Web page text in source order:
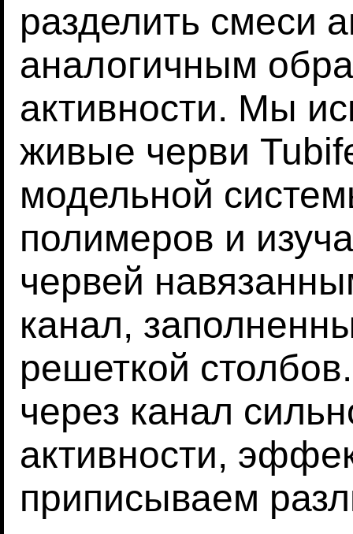
разделить смеси
аналогичным
активности. Мы
живые черви
модельной
полимеров и
червей
канал,
решеткой
через канал
активности,
приписываем